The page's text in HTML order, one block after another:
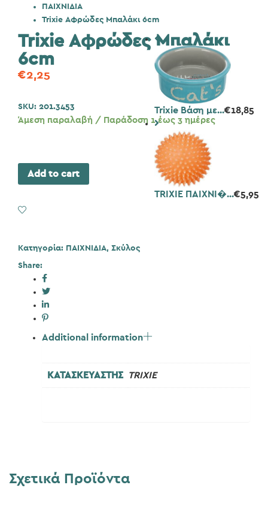
ΠΑΙΧΝΙΔΙΑ
Trixie Αφρώδες Μπαλάκι 6cm
Trixie Βάση με...€18,85
TRIXIE ΠΑΙΧΝΙ�...€5,95
Trixie Αφρώδες Μπαλάκι
6cm
€2,25
SKU: 201.3453
Άμεση παραλαβή / Παράδοση 1 έως 3 ημέρες
Add to cart
Κατηγορία: ΠΑΙΧΝΙΔΙΑ, Σκύλος
Share:
Additional information
ΚΑΤΑΣΚΕΥΑΣΤΗΣ TRIXIE
Σχετικά Προϊόντα